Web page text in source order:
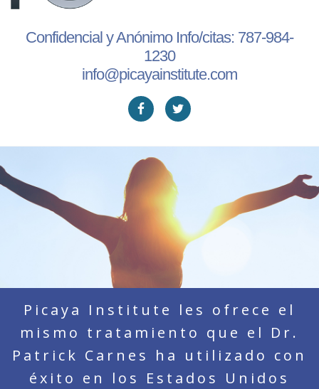
Confidencial y Anónimo Info/citas: 787-984-
1230
info@picayainstitute.com
Picaya Institute les ofrece el
mismo tratamiento que el Dr.
Patrick Carnes ha utilizado con
éxito en los Estados Unidos